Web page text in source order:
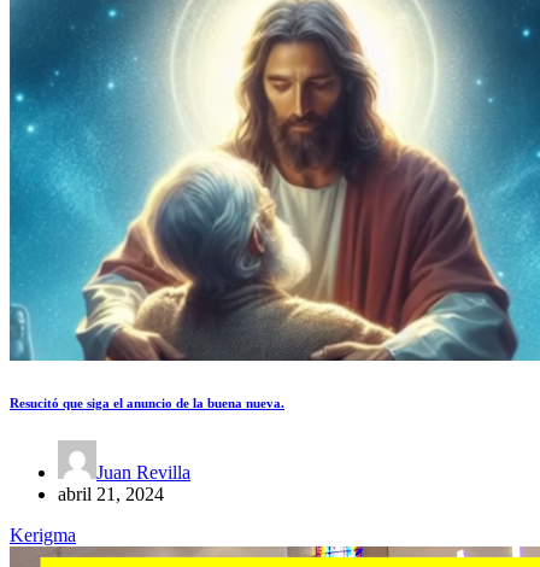
Resucitó que siga el anuncio de la buena nueva.
Juan Revilla
abril 21, 2024
Kerigma